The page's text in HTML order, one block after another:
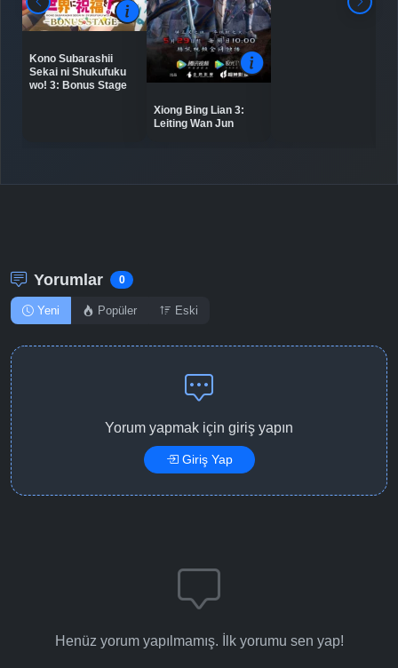
Bölüm No: 9 Detaylar İzle
Bölüm No: 10 Detaylar
Kono Subarashii
Sekai ni Shukufuku
wo! 3: Bonus Stage
Xiong Bing Lian 3:
Leiting Wan Jun
Yorumlar 0
Yeni Popüler Eski
Yorum yapmak için giriş yapın
Giriş Yap
Henüz yorum yapılmamış. İlk yorumu sen yap!